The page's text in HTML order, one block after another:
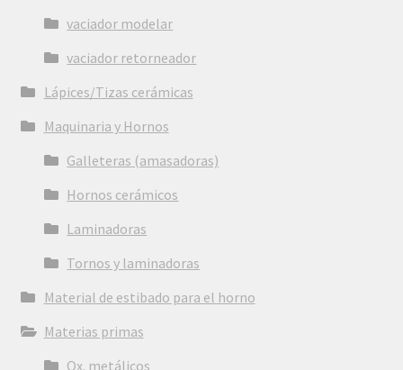
vaciador modelar
vaciador retorneador
Lápices/Tizas cerámicas
Maquinaria y Hornos
Galleteras (amasadoras)
Hornos cerámicos
Laminadoras
Tornos y laminadoras
Material de estibado para el horno
Materias primas
Ox. metálicos